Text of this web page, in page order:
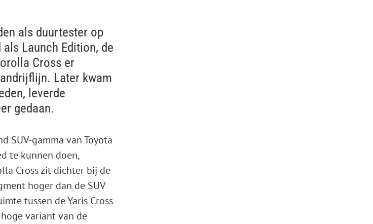
als duurtester op
Launch Edition, de
Cross er
Later kwam
leverde
gedaan.
SUV-gamma van Toyota
te kunnen doen,
Cross zit dichter bij de
hoger dan de SUV
tussen de Yaris Cross
variant van de